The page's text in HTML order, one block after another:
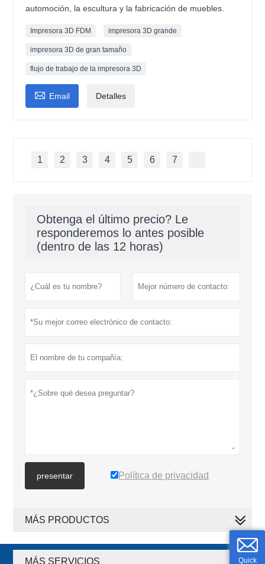
Quick
automoción, la escultura y la fabricación de muebles.
Impresora 3D FDM impresora 3D grande
impresora 3D de gran tamaño
flujo de trabajo de la impresora 3D
 Email Detalles
1 2 3 4 5 6 7
Obtenga el último precio? Le
responderemos lo antes posible
(dentro de las 12 horas)
presentar Política de privacidad
MÁS PRODUCTOS
MÁS SERVICIOS